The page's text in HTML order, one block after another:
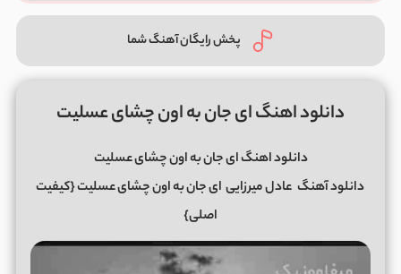
پخش رایگان آهنگ شما
دانلود اهنگ ای جان به اون چشای عسلیت
دانلود اهنگ ای جان به اون چشای عسلیت
دانلود آهنگ عادل میرزایی ای جان به اون چشای عسلیت {کیفیت
اصلی}